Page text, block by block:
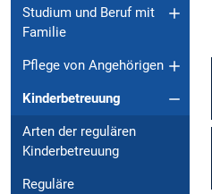
Studium und Beruf mit
Familie
Pflege von Angehörigen
Kinderbetreuung
Arten der regulären
Kinderbetreuung
Reguläre